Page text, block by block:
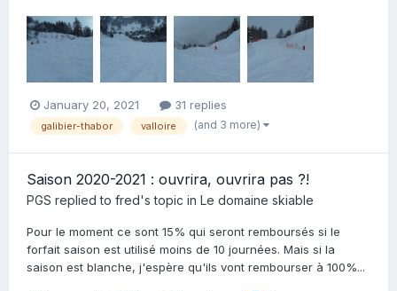
January 20, 2021 31 replies
galibier-thabor valloire (and 3 more)
Saison 2020-2021 : ouvrira, ouvrira pas ?!
PGS replied to fred's topic in Le domaine skiable
Pour le moment ce sont 15% qui seront remboursés si le
forfait saison est utilisé moins de 10 journées. Mais si la
saison est blanche, j'espère qu'ils vont rembourser à 100%...